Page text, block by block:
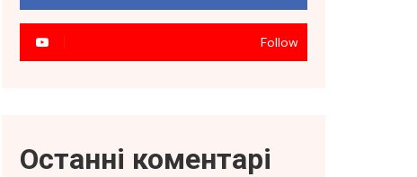
Follow
Останні коментарі